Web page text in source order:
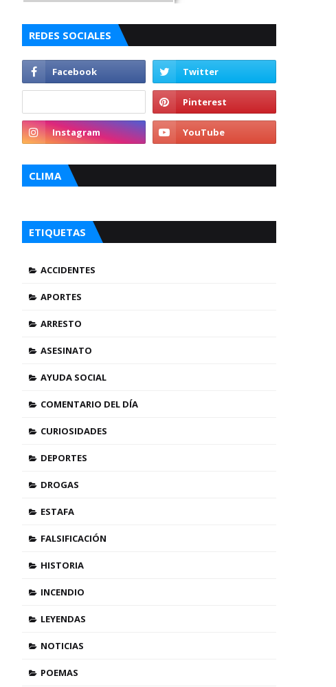
REDES SOCIALES
CLIMA
ETIQUETAS
ACCIDENTES
APORTES
ARRESTO
ASESINATO
AYUDA SOCIAL
COMENTARIO DEL DÍA
CURIOSIDADES
DEPORTES
DROGAS
ESTAFA
FALSIFICACIÓN
HISTORIA
INCENDIO
LEYENDAS
NOTICIAS
POEMAS